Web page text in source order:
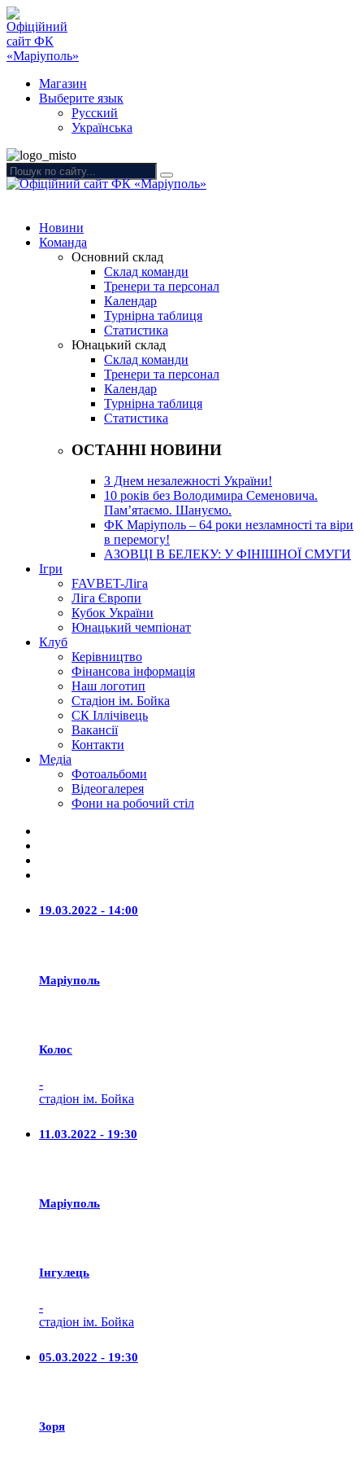
Магазин
Выберите язык
Русский
Українська
Новини
Команда
Основний склад
Склад команди
Тренери та персонал
Календар
Турнірна таблиця
Статистика
Юнацький склад
Склад команди
Тренери та персонал
Календар
Турнірна таблиця
Статистика
ОСТАННІ НОВИНИ
З Днем незалежності України!
10 років без Володимира Семеновича.
Пам’ятаємо. Шануємо.
ФК Маріуполь – 64 роки незламності та віри
в перемогу!
АЗОВЦІ В БЕЛЕКУ: У ФІНІШНОЇ СМУГИ
Ігри
FAVBET-Ліга
Ліга Європи
Кубок України
Юнацький чемпіонат
Клуб
Керівництво
Фінансова інформація
Наш логотип
Стадіон ім. Бойка
СК Іллічівець
Вакансії
Контакти
Медіа
Фотоальбоми
Відеогалерея
Фони на робочий стіл
19.03.2022 - 14:00
Маріуполь
Колос
-
стадіон ім. Бойка
11.03.2022 - 19:30
Маріуполь
Iнгулець
-
стадіон ім. Бойка
05.03.2022 - 19:30
Зоря